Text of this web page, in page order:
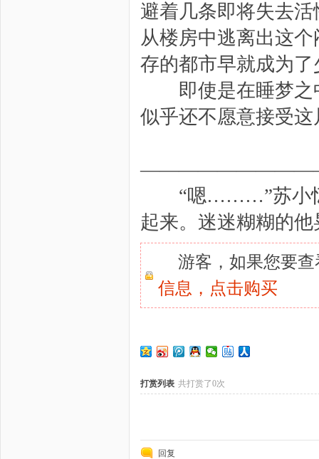
避着几条即将失去
从楼房中逃离出这
存的都市早就成为
即使是在睡梦之
似乎还不愿意接受
“嗯………”苏小忆
起来。迷迷糊糊的
游客，如果您要
信息， 点击购买
打赏列表 共打赏了0次
回复